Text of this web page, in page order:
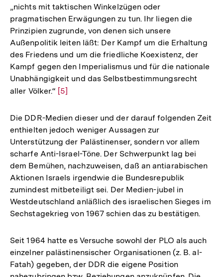
„nichts mit taktischen Winkelzügen oder
pragmatischen Erwägungen zu tun. Ihr liegen die
Prinzipien zugrunde, von denen sich unsere
Außenpolitik leiten läßt: Der Kampf um die Erhaltung
des Friedens und um die friedliche Koexistenz, der
Kampf gegen den Imperialismus und für die nationale
Unabhängigkeit und das Selbstbestimmungsrecht
aller Völker.“ Zur
der
Fußnote
[5]
Die DDR-Medien dieser und der darauf folgenden Zeit
enthielten jedoch weniger Aussagen zur
Unterstützung der Palästinenser, sondern vor allem
scharfe Anti-Israel-Töne. Der Schwerpunkt lag bei
dem Bemühen, nachzuweisen, daß an antiarabischen
Aktionen Israels irgendwie die Bundesrepublik
zumindest mitbeteiligt sei. Der Medien-jubel in
Westdeutschland anläßlich des israelischen Sieges im
Sechstagekrieg von 1967 schien das zu bestätigen.
Seit 1964 hatte es Versuche sowohl der PLO als auch
einzelner palästinensischer Organisationen (z. B. al-
Fatah) gegeben, der DDR die eigene Position